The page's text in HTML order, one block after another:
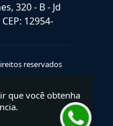
320 - B - Jd
12954-
reservados
que você obtenha